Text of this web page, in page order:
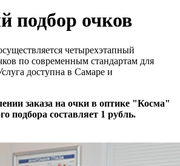
подбор очков
четырехэтапный
по современным стандартам для
доступна в Самаре и
заказа на очки в оптике "Косма"
подбора составляет 1 рубль.